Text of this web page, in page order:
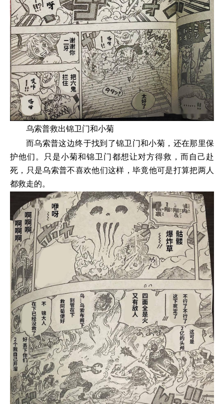
乌索普救出锦卫门和小菊
而乌索普这边终于找到了锦卫门和小菊，还在那里保
护他们。只是小菊和锦卫门都想让对方得救，而自己赴
死，只是乌索普不喜欢他们这样，毕竟他可是打算把两人
都救走的。